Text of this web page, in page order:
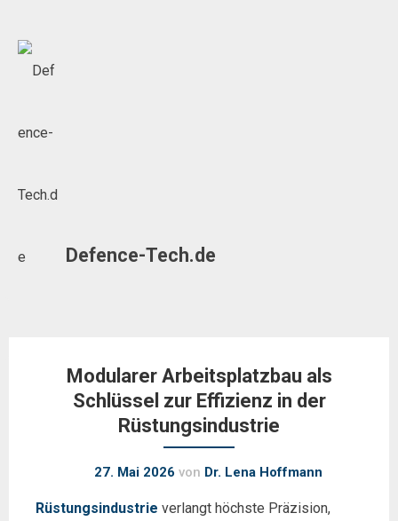
Skip
Defence-Tech.de
Modularer Arbeitsplatzbau als
Schlüssel zur Effizienz in der
Rüstungsindustrie
27. Mai 2026 von Dr. Lena Hoffmann
Rüstungsindustrie verlangt höchste Präzision,